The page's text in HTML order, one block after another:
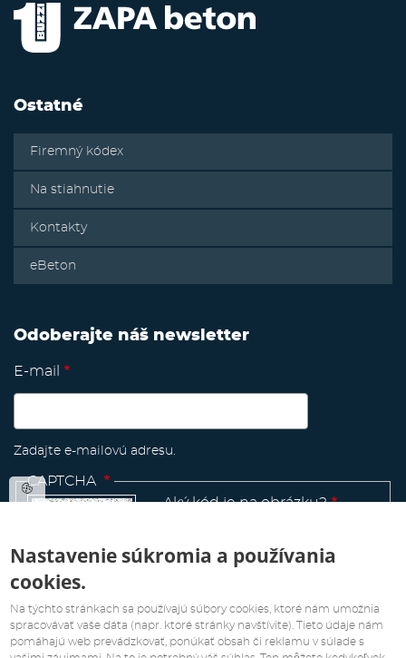
Ostatné
Firemný kódex
Na stiahnutie
Kontakty
eBeton
Odoberajte náš newsletter
E-mail
Zadajte e-mailovú adresu.
CAPTCHA
Aký kód je na obrázku?
existing
Nastavenie súkromia a používania
cookies.
Na týchto stránkach sa používajú súbory cookies, ktoré nám umožnia
spracovávať vaše dáta (napr. ktoré stránky navštívite). Tieto údaje nám
pomáhajú web prevádzkovať, ponúkať obsah či reklamu v súlade s